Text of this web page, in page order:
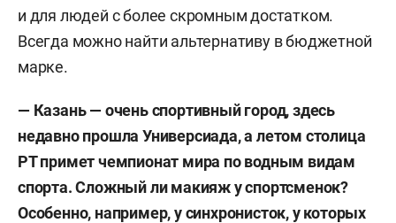
и для людей с более скромным достатком.
Всегда можно найти альтернативу в бюджетной
марке.
— Казань — очень спортивный город, здесь
недавно прошла Универсиада, а летом столица
РТ примет чемпионат мира по водным видам
спорта. Сложный ли макияж у спортсменок?
Особенно, например, у синхронисток, у которых